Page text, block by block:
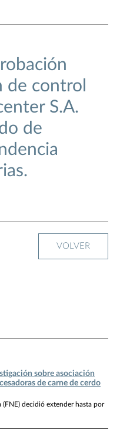
de control
S.A.
de
VOLVER
sobre asociación
de carne de cerdo
decidió extender hasta por